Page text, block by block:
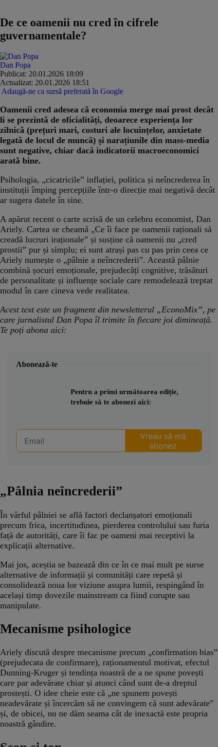
De ce oamenii nu cred în cifrele
guvernamentale?
Dan Popa
Publicat: 20.01.2026 18:09
Actualizat: 20.01.2026 18:51
Adaugă-ne ca sursă preferată în Google
Oamenii cred adesea că economia merge mai prost decât
li se prezintă de oficialități, deoarece experiența lor
zilnică (prețuri mari, costuri ale locuințelor, anxietate
legată de locul de muncă) și narațiunile din mass-media
sunt negative, chiar dacă indicatorii macroeconomici
arată bine.
Psihologia, „cicatricile” inflației, politica și neîncrederea în
instituții împing percepțiile într-o direcție mai negativă decât
ar sugera datele în sine.
A apărut recent o carte scrisă de un celebru economist, Dan
Ariely. Cartea se cheamă „Ce îi face pe oamenii raționali să
creadă lucruri iraționale” și susține că oamenii nu „cred
prostii” pur și simplu; ei sunt atrași pas cu pas prin ceea ce
Ariely numește o „pâlnie a neîncrederii”. Această pâlnie
combină șocuri emoționale, prejudecăți cognitive, trăsături
de personalitate și influențe sociale care remodelează treptat
modul în care cineva vede realitatea.
Acest text este un fragment din newsletterul „EconoMix”, pe
care jurnalistul Dan Popa îl trimite în fiecare joi dimineață.
Te poți abona aici:
Abonează-te
Pentru a primi următoarea ediție,
trebuie să te abonezi aici:
„Pâlnia neîncrederii”
În vârful pâlniei se află factori declanșatori emoționali
precum frica, incertitudinea, pierderea controlului sau furia
față de autorități, care îi fac pe oameni mai receptivi la
explicații alternative.
Mai jos, aceștia se bazează din ce în ce mai mult pe surse
alternative de informații și comunități care repetă și
consolidează noua lor viziune asupra lumii, respingând în
același timp dovezile mainstream ca fiind corupte sau
manipulate. ​
Mecanisme psihologice
Ariely discută despre mecanisme precum „confirmation bias”
(prejudecata de confirmare), raționamentul motivat, efectul
Dunning-Kruger și tendința noastră de a ne spune povești
care par adevărate chiar și atunci când sunt de-a dreptul
prostești.​ O idee cheie este că „ne spunem povești
neadevărate și încercăm să ne convingem că sunt adevărate”
și, de obicei, nu ne dăm seama cât de inexactă este propria
noastră gândire.